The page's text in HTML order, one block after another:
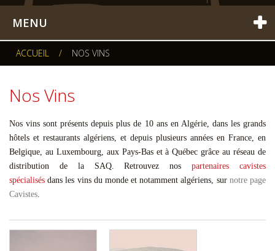
MENU
ACCUEIL / NOS VINS
Nos Vins
Nos vins sont présents depuis plus de 10 ans en Algérie, dans les grands
hôtels et restaurants algériens, et depuis plusieurs années en France, en
Belgique, au Luxembourg, aux Pays-Bas et à Québec grâce au réseau de
distribution de la SAQ. Retrouvez nospartenaires cavistes
spécialisés dans les vins du monde et notamment algériens, sur notre page
Cavistes.